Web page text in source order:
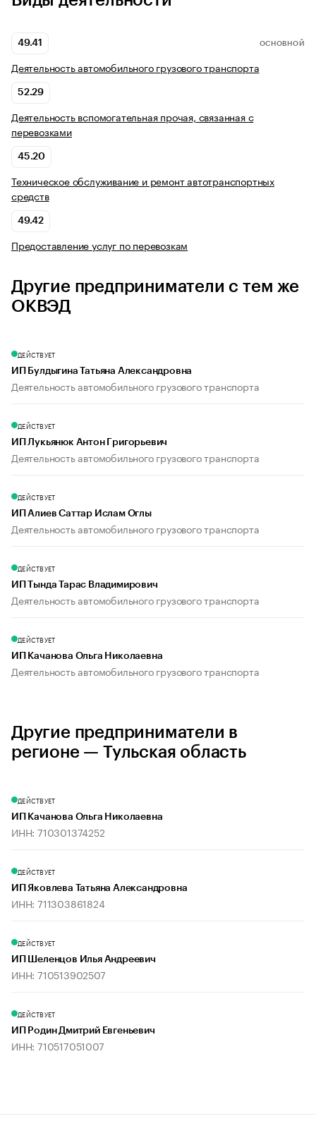
49.41 ОСНОВНОЙ
Деятельность автомобильного грузового транспорта
52.29
Деятельность вспомогательная прочая, связанная с
перевозками
45.20
Техническое обслуживание и ремонт автотранспортных
средств
49.42
Предоставление услуг по перевозкам
Другие предприниматели с тем же
ОКВЭД
ДЕЙСТВУЕТ
ИП Булдыгина Татьяна Александровна
Деятельность автомобильного грузового транспорта
ДЕЙСТВУЕТ
ИП Лукьянюк Антон Григорьевич
Деятельность автомобильного грузового транспорта
ДЕЙСТВУЕТ
ИП Алиев Саттар Ислам Оглы
Деятельность автомобильного грузового транспорта
ДЕЙСТВУЕТ
ИП Тында Тарас Владимирович
Деятельность автомобильного грузового транспорта
ДЕЙСТВУЕТ
ИП Качанова Ольга Николаевна
Деятельность автомобильного грузового транспорта
Другие предприниматели в
регионе — Тульская область
ДЕЙСТВУЕТ
ИП Качанова Ольга Николаевна
ИНН: 710301374252
ДЕЙСТВУЕТ
ИП Яковлева Татьяна Александровна
ИНН: 711303861824
ДЕЙСТВУЕТ
ИП Шеленцов Илья Андреевич
ИНН: 710513902507
ДЕЙСТВУЕТ
ИП Родин Дмитрий Евгеньевич
ИНН: 710517051007